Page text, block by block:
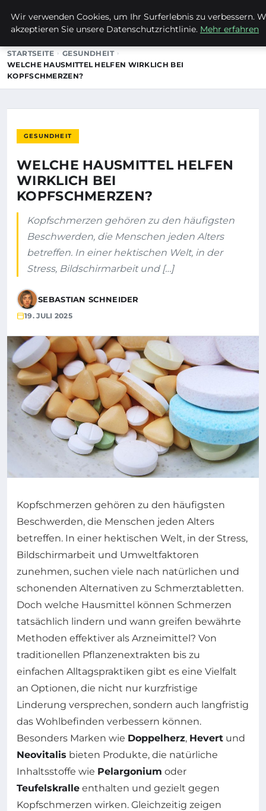
EVET ICH WILL
STARTSEITE
GESUNDHEIT
WELCHE HAUSMITTEL HELFEN WIRKLICH BEI
KOPFSCHMERZEN?
GESUNDHEIT
WELCHE HAUSMITTEL HELFEN
WIRKLICH BEI
KOPFSCHMERZEN?
Kopfschmerzen gehören zu den häufigsten
Beschwerden, die Menschen jeden Alters
betreffen. In einer hektischen Welt, in der
Stress, Bildschirmarbeit und […]
SEBASTIAN SCHNEIDER
19. JULI 2025
Kopfschmerzen gehören zu den häufigsten
Beschwerden, die Menschen jeden Alters
betreffen. In einer hektischen Welt, in der Stress,
Bildschirmarbeit und Umweltfaktoren
zunehmen, suchen viele nach natürlichen und
schonenden Alternativen zu Schmerztabletten.
Doch welche Hausmittel können Schmerzen
tatsächlich lindern und wann greifen bewährte
Methoden effektiver als Arzneimittel? Von
traditionellen Pflanzenextrakten bis zu
einfachen Alltagspraktiken gibt es eine Vielfalt
an Optionen, die nicht nur kurzfristige
Linderung versprechen, sondern auch langfristig
das Wohlbefinden verbessern können.
Besonders Marken wie Doppelherz, Hevert und
Neovitalis bieten Produkte, die natürliche
Inhaltsstoffe wie Pelargonium oder
Teufelskralle enthalten und gezielt gegen
Kopfschmerzen wirken. Gleichzeitig zeigen
Wir verwenden Cookies, um Ihr Surferlebnis zu verbessern.
akzeptieren Sie unsere Datenschutzrichtlinie. Mehr erfahren